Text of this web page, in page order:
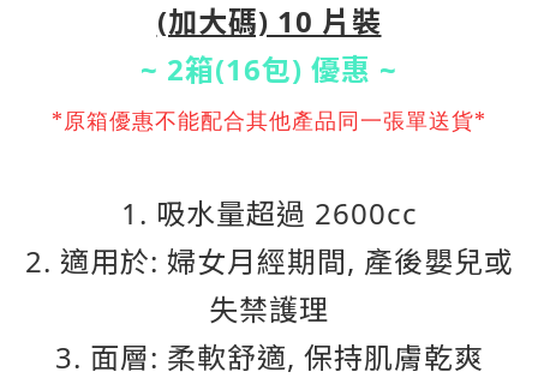
(加大碼) 10 片裝
~ 2箱(16包) 優惠 ~
*原箱優惠不能配合其他產品同一張單送貨*
1. 吸水量超過 2600cc
2. 適用於: 婦女月經期間, 產後嬰兒或
失禁護理
3. 面層: 柔軟舒適, 保持肌膚乾爽